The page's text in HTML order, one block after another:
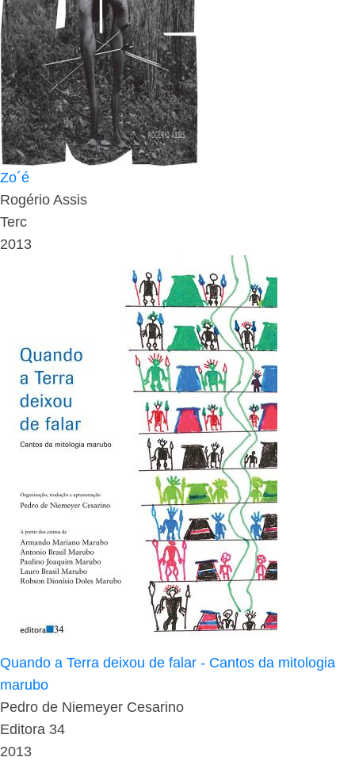
Zo´é
Rogério Assis
Terc
2013
Quando a Terra deixou de falar - Cantos da mitologia
marubo
Pedro de Niemeyer Cesarino
Editora 34
2013